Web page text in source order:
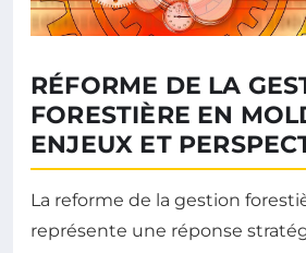
RÉFORME DE LA
FORESTIÈRE EN
ENJEUX ET
La reforme de la gestion
représente une réponse